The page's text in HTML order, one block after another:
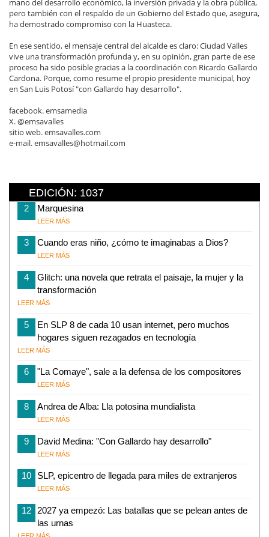
mano del desarrollo económico, la inversión privada y la obra pública,
pero también con el respaldo de un Gobierno del Estado que, asegura,
ha demostrado compromiso con la Huasteca.
En ese sentido, el mensaje central del alcalde es claro: Ciudad Valles
vive una transformación profunda y, en su opinión, gran parte de ese
proceso ha sido posible gracias a la coordinación con Ricardo Gallardo
Cardona. Porque, como resume el propio presidente municipal, hoy
en San Luis Potosí "con Gallardo hay desarrollo".
facebook. emsamedia
X. @emsavalles
sitio web. emsavalles.com
e-mail. emsavalles@hotmail.com
EDICIÓN: 1037
2 Marquesina
LEER MÁS
3 Cuando eras niño, ¿cómo te imaginabas a Dios?
LEER MÁS
4
Glitch: una novela que retrata el paisaje, la mujer y la
transformación
LEER MÁS
5
En SLP 8 de cada 10 usan internet, pero muchos
hogares siguen rezagados en tecnología
LEER MÁS
6 "La Comaye", sale a la defensa de los compositores
LEER MÁS
8 Andrea de Alba: Lla potosina mundialista
LEER MÁS
9 David Medina: "Con Gallardo hay desarrollo"
LEER MÁS
10 SLP, epicentro de llegada para miles de extranjeros
LEER MÁS
12
2027 ya empezó: Las batallas que se pelean antes de
las urnas